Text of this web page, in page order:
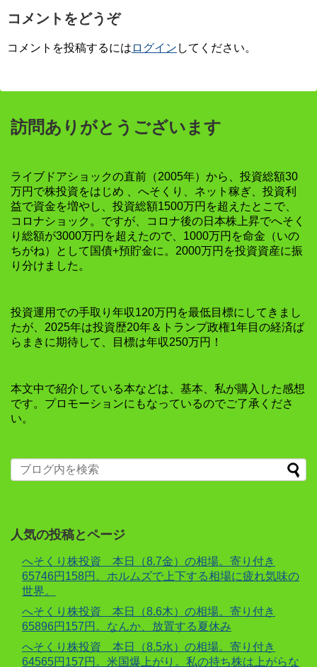
コメントをどうぞ
コメントを投稿するには ログイン してください。
訪問ありがとうございます
ライブドアショックの直前（2005年）から、投資総額30
万円で株投資をはじめ 、へそくり、ネット稼ぎ、投資利
益で資金を増やし、投資総額1500万円を超えたとこで、
コロナショック。ですが、コロナ後の日本株上昇でへそく
り総額が3000万円を超えたので、1000万円を命金（いの
ちがね）として国債+預貯金に。2000万円を投資資産に振
り分けました。
投資運用での手取り年収120万円を最低目標にしてきまし
たが、2025年は投資歴20年＆トランプ政権1年目の経済ば
らまきに期待して、目標は年収250万円！
本文中で紹介している本などは、基本、私が購入した感想
です。プロモーションにもなっているのでご了承くださ
い。
人気の投稿とページ
へそくり株投資 本日（8.7金）の相場。寄り付き
65746円158円。ホルムズで上下する相場に疲れ気味の
世界。
へそくり株投資 本日（8.6木）の相場。寄り付き
65896円157円。なんか、放置する夏休み
へそくり株投資 本日（8.5水）の相場。寄り付き
64565円157円。米国爆上がり。私の持ち株は上がらな